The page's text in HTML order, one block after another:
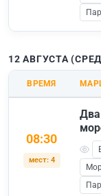
12 АВГУСТА
ВРЕМЯ
08:30
мест: 4
Два